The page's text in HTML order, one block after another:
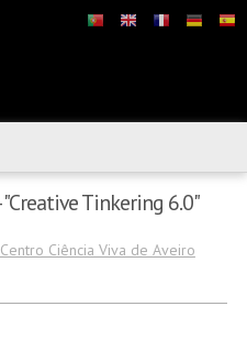
Tinkering 6.0"
Ciência Viva de Aveiro